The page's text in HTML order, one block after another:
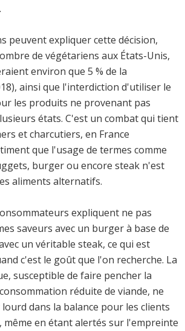
peuvent expliquer cette décision,
de végétariens aux États-Unis,
environ que 5 % de la
ainsi que l'interdiction d'utiliser le
les produits ne provenant pas
états. C'est un combat qui tient
et charcutiers, en France
que l'usage de termes comme
burger ou encore steak n'est
aliments alternatifs.
expliquent ne pas
saveurs avec un burger à base de
un véritable steak, ce qui est
c'est le goût que l'on recherche. La
susceptible de faire pencher la
réduite de viande, ne
dans la balance pour les clients
même en étant alertés sur l'empreinte